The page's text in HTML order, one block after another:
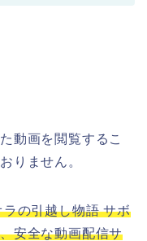
動画を閲覧するこ
りません。
の引越し物語 サボ
安全な動画配信サ